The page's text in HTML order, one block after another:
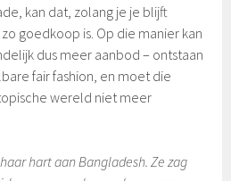
kan dat, zolang je je blijft
goedkoop is. Op die manier kan
dus meer aanbod – ontstaan
fair fashion, en moet die
wereld niet meer
hart aan Bangladesh. Ze zag